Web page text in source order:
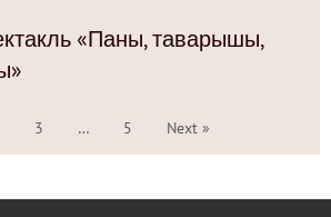
«Паны, таварышы,
3 … 5 Next »